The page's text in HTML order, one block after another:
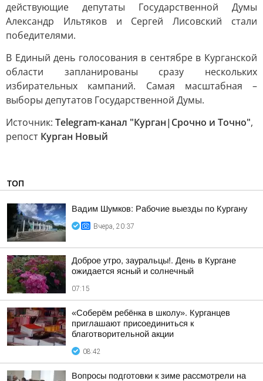
действующие депутаты Государственной Думы
Александр Ильтяков и Сергей Лисовский стали
победителями.
В Единый день голосования в сентябре в Курганской
области запланированы сразу нескольких
избирательных кампаний. Самая масштабная –
выборы депутатов Государственной Думы.
Источник: Telegram-канал "Курган|Срочно и Точно",
репост Курган Новый
ТОП
Вадим Шумков: Рабочие выезды по Кургану
Вчера, 20:37
Доброе утро, зауральцы!. День в Кургане
ожидается ясный и солнечный
07:15
«Соберём ребёнка в школу». Курганцев
приглашают присоединиться к
благотворительной акции
08:42
Вопросы подготовки к зиме рассмотрели на